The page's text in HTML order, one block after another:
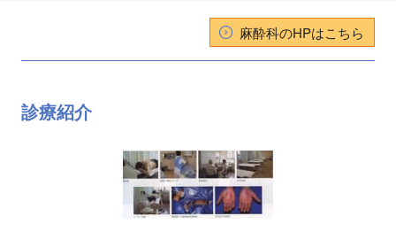
麻酔科のHPはこちら
診療紹介